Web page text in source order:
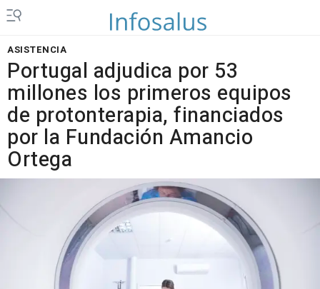
ASISTENCIA
Portugal adjudica por 53
millones los primeros equipos
de protonterapia, financiados
por la Fundación Amancio
Ortega